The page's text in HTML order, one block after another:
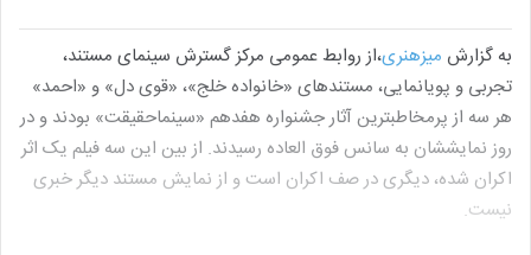
به گزارش میزهنری،از روابط عمومی مرکز گسترش سینمای مستند،
تجربی و پویانمایی، مستندهای «خانواده خلج»، «قوی‌ دل» و «احمد»
هر سه از پرمخاطبترین آثار جشنواره هفدهم «سینماحقیقت» بودند و در
روز نمایششان به سانس فوق العاده رسیدند. از بین این سه فیلم یک اثر
اکران شده، دیگری در صف اکران است و از نمایش مستند دیگر خبری
نیست.